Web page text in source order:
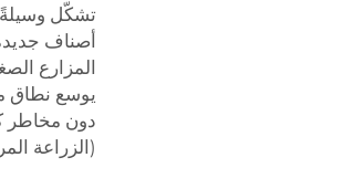
تشكّل وسيلةً
أصناف
المزارع
يوسع نطاق
دون مخاطر
(الزراعة